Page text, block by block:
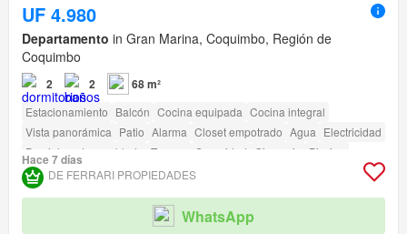
UF 4.980
Departamento in Gran Marina, Coquimbo, Región de
Coquimbo
2 2 68 m²
Estacionamiento Balcón Cocina equipada Cocina integral
Vista panorámica Patio Alarma Closet empotrado Agua Electricidad
Parcialmente amoblado
Terraza Seguridad Gimnasio
Piscina
Ascensor Sauna Conserje Parilla
Acceso para personas con discapacidad
Hace 7 días
DE FERRARI PROPIEDADES
WhatsApp